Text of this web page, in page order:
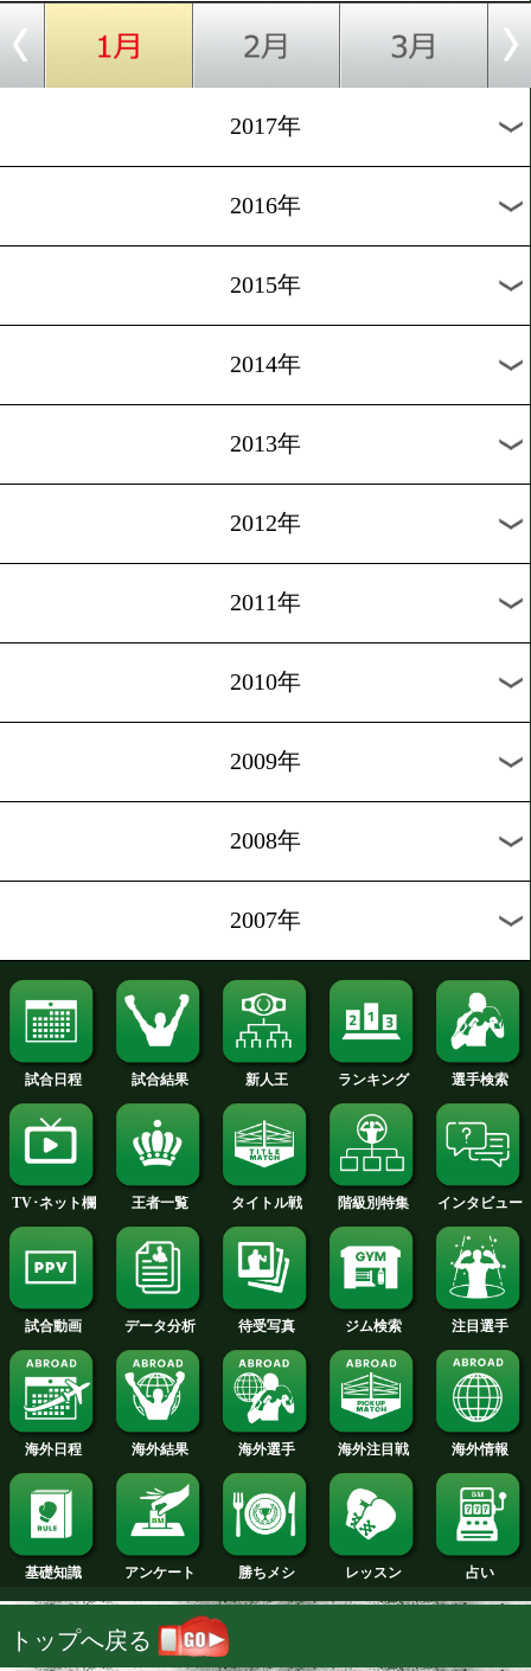
2025年
2024年
2023年
2021年
2020年
2019年
2018年
2016年
2015年
2014年
2013年
2012年
2011年
2010年
2009年